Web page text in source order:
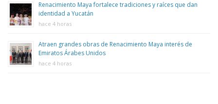
Renacimiento Maya fortalece tradiciones y raíces que dan
identidad a Yucatán
hace 4 horas
Atraen grandes obras de Renacimiento Maya interés de
Emiratos Árabes Unidos
hace 4 horas